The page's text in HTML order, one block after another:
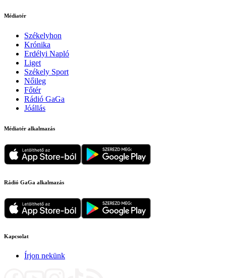
Médiatér
Székelyhon
Krónika
Erdélyi Napló
Liget
Székely Sport
Nőileg
Főtér
Rádió GaGa
Jóállás
Médiatér alkalmazás
Rádió GaGa alkalmazás
Kapcsolat
Írjon nekünk